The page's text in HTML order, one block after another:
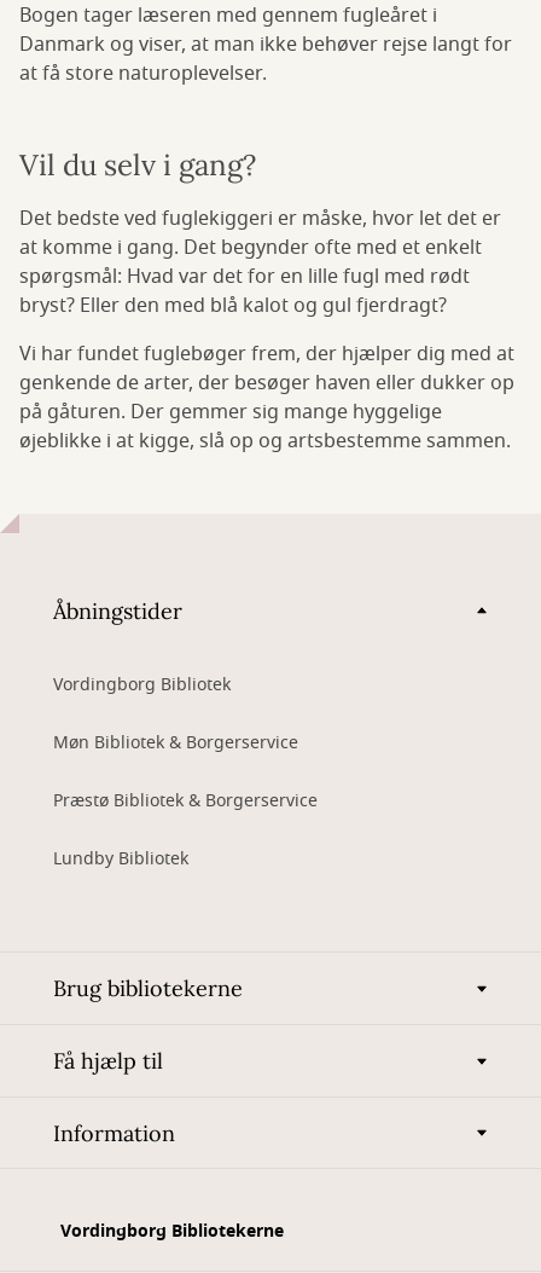
Bogen tager læseren med gennem fugleåret i
Danmark og viser, at man ikke behøver rejse langt for
at få store naturoplevelser.
Vil du selv i gang?
Det bedste ved fuglekiggeri er måske, hvor let det er
at komme i gang. Det begynder ofte med et enkelt
spørgsmål: Hvad var det for en lille fugl med rødt
bryst? Eller den med blå kalot og gul fjerdragt?
Vi har fundet fuglebøger frem, der hjælper dig med at
genkende de arter, der besøger haven eller dukker op
på gåturen. Der gemmer sig mange hyggelige
øjeblikke i at kigge, slå op og artsbestemme sammen.
Åbningstider
Vordingborg Bibliotek
Møn Bibliotek & Borgerservice
Præstø Bibliotek & Borgerservice
Lundby Bibliotek
Brug bibliotekerne
Få hjælp til
Information
Vordingborg Bibliotekerne